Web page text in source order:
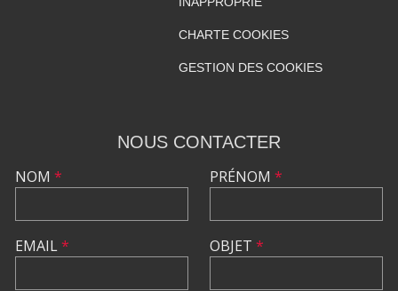
CHARTE COOKIES
GESTION DES COOKIES
NOUS CONTACTER
NOM *
EMAIL*
PRÉNOM *
OBJET *